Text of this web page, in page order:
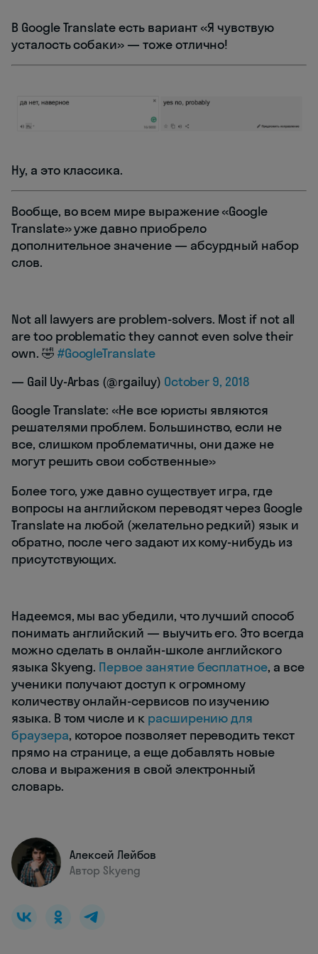
В Google Translate есть вариант «Я чувствую
усталость собаки» — тоже отлично!
Ну, а это классика.
Вообще, во всем мире выражение «Google
Translate» уже давно приобрело
дополнительное значение — абсурдный набор
слов.
Not all lawyers are problem-solvers. Most if not all
are too problematic they cannot even solve their
own. 🤣 #GoogleTranslate
— Gail Uy-Arbas (@rgailuy) October 9, 2018
Google Translate: «Не все юристы являются
решателями проблем. Большинство, если не
все, слишком проблематичны, они даже не
могут решить свои собственные»
Более того, уже давно существует игра, где
вопросы на английском переводят через Google
Translate на любой (желательно редкий) язык и
обратно, после чего задают их кому-нибудь из
присутствующих.
Надеемся, мы вас убедили, что лучший способ
понимать английский — выучить его. Это всегда
можно сделать в онлайн-школе английского
языка Skyeng. Первое занятие бесплатное, а все
ученики получают доступ к огромному
количеству онлайн-сервисов по изучению
языка. В том числе и к расширению для
браузера, которое позволяет переводить текст
прямо на странице, а еще добавлять новые
слова и выражения в свой электронный
словарь.
Алексей Лейбов
Автор Skyeng